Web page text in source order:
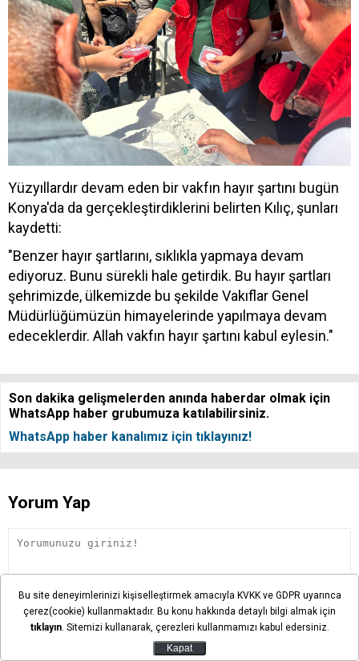
Yüzyıllardır devam eden bir vakfın hayır şartını bugün
Konya'da da gerçekleştirdiklerini belirten Kılıç, şunları
kaydetti:
"Benzer hayır şartlarını, sıklıkla yapmaya devam
ediyoruz. Bunu sürekli hale getirdik. Bu hayır şartları
şehrimizde, ülkemizde bu şekilde Vakıflar Genel
Müdürlüğümüzün himayelerinde yapılmaya devam
edeceklerdir. Allah vakfın hayır şartını kabul eylesin."
Son dakika gelişmelerden anında haberdar olmak için
WhatsApp haber grubumuza katılabilirsiniz.
WhatsApp haber kanalımız için tıklayınız!
Yorum Yap
Yorum yazma kurallarını okudum ve kabul ediyorum.
Bu site deneyimlerinizi kişiselleştirmek amacıyla KVKK ve GDPR uyarınca
çerez(cookie) kullanmaktadır. Bu konu hakkında detaylı bilgi almak için
tıklayın. Sitemizi kullanarak, çerezleri kullanmamızı kabul edersiniz.
Kapat